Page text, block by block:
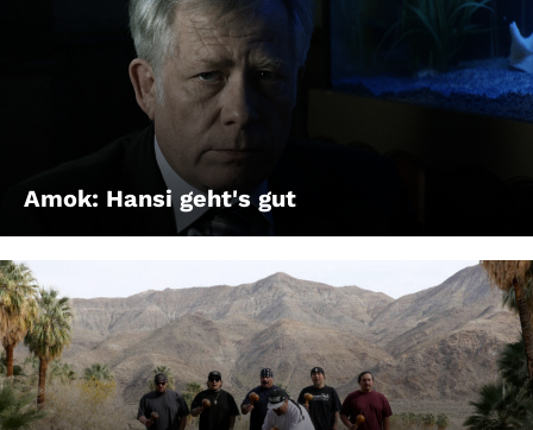
Amok: Hansi geht's gut